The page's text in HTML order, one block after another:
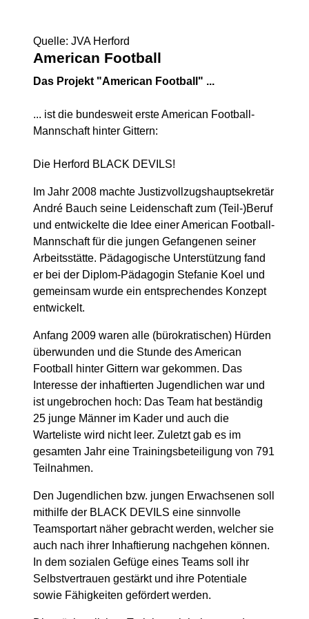
Quelle: JVA Herford
American Football
Das Projekt "American Football" ...
... ist die bundesweit erste American Football-
Mannschaft hinter Gittern:
Die Herford BLACK DEVILS!
Im Jahr 2008 machte Justizvollzugshauptsekretär
André Bauch seine Leidenschaft zum (Teil-)Beruf
und entwickelte die Idee einer American Football-
Mannschaft für die jungen Gefangenen seiner
Arbeitsstätte. Pädagogische Unterstützung fand
er bei der Diplom-Pädagogin Stefanie Koel und
gemeinsam wurde ein entsprechendes Konzept
entwickelt.
Anfang 2009 waren alle (bürokratischen) Hürden
überwunden und die Stunde des American
Football hinter Gittern war gekommen. Das
Interesse der inhaftierten Jugendlichen war und
ist ungebrochen hoch: Das Team hat beständig
25 junge Männer im Kader und auch die
Warteliste wird nicht leer. Zuletzt gab es im
gesamten Jahr eine Trainingsbeteiligung von 791
Teilnahmen.
Den Jugendlichen bzw. jungen Erwachsenen soll
mithilfe der BLACK DEVILS eine sinnvolle
Teamsportart näher gebracht werden, welcher sie
auch nach ihrer Inhaftierung nachgehen können.
In dem sozialen Gefüge eines Teams soll ihr
Selbstvertrauen gestärkt und ihre Potentiale
sowie Fähigkeiten gefördert werden.